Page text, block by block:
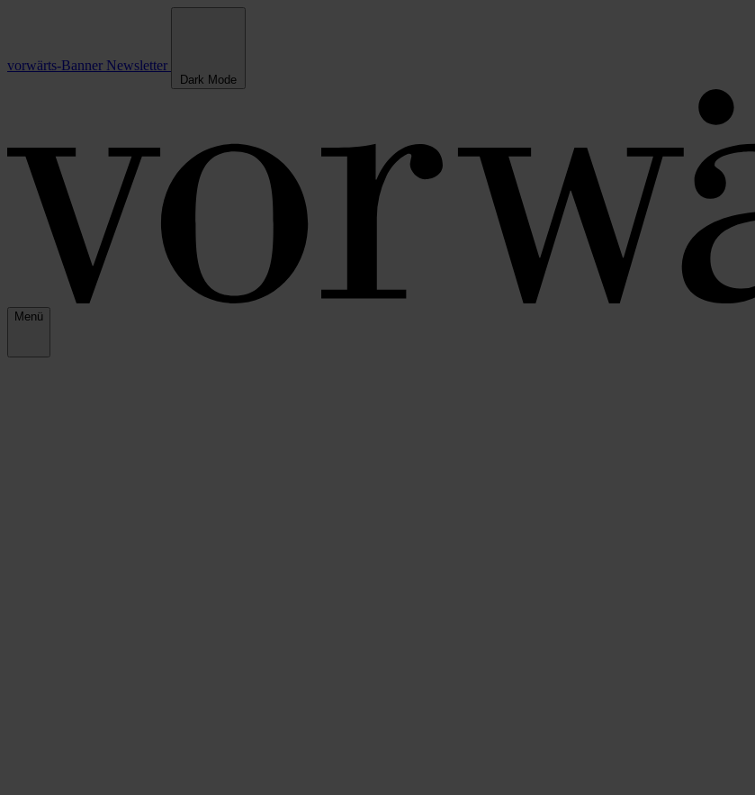
vorwärts-Banner Newsletter
Dark Mode
Menü